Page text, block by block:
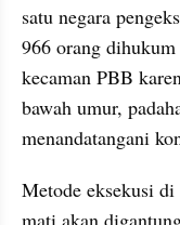
satu negara
966 orang
kecaman PBB
bawah umur,
menandatangani
Metode eksekusi
mati akan